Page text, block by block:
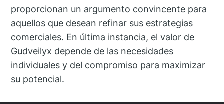
proporcionan un argumento convincente para
aquellos que desean refinar sus estrategias
comerciales. En última instancia, el valor de
Gudveilyx depende de las necesidades
individuales y del compromiso para maximizar
su potencial.